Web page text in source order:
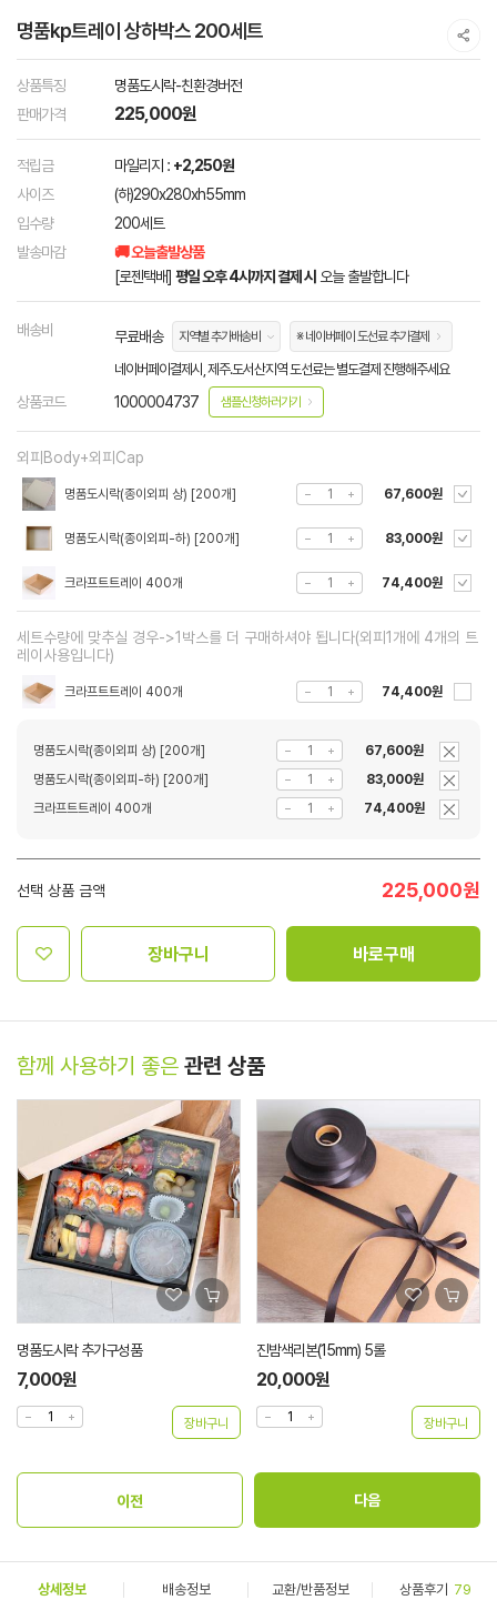
명품kp트레이 상하박스 200세트
상품특징
명품도시락-친환경버전
판매가격
225,000원
적립금 마일리지 : +2,250원
사이즈
(하)290x280xh55mm
입수량
200세트
발송마감
🚚 오늘출발상품
[로젠택배] 평일 오후 4시까지 결제 시 오늘 출발합니다
배송비 무료배송 지역별 추가배송비 ※ 네이버페이 도선료 추가결제
네이버페이결제시, 제주.도서산지역 도선료는 별도결제 진행해주세요
상품코드 1000004737 샘플신청하러가기
외피Body+외피Cap
명품도시락(종이외피 상) [200개] 67,600원
명품도시락(종이외피-하) [200개] 83,000원
크라프트트레이 400개 74,400원
세트수량에 맞추실 경우->1박스를 더 구매하셔야 됩니다(외피1개에 4개의 트
레이사용입니다)
크라프트트레이 400개 74,400원
명품도시락(종이외피 상) [200개]
67,600원
명품도시락(종이외피-하) [200개]
83,000원
크라프트트레이 400개
74,400원
선택 상품 금액 225,000원
장바구니 바로구매
함께 사용하기 좋은 관련 상품
명품도시락 추가구성품
7,000원
진밤색리본(15mm) 5롤
20,000원
상세정보 배송정보 교환/반품정보 상품후기 79